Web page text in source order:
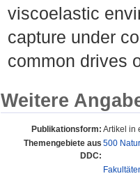
viscoelastic
capture under
common drives
Weitere
Publikationsform: Artikel in
Themengebiete aus
DDC:
500